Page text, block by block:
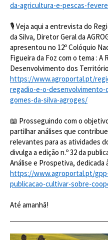
da-agricultura-e-pescas-
🎙️ Veja aqui a entrevista do
da Silva, Diretor Geral da
apresentou no 12º Colóquio
Figueira da Foz com o tema : A
Desenvolvimento dos
https://www.agroportal.pt/
regadio-e-o-
gomes-da-silva-agroges/
📖 Prosseguindo com o
partilhar análises que
relevantes para as atividades
divulga a edição n.º 32 da
Análise e Prospetiva, dedicada
https://www.agroportal.pt/
publicacao-cultivar-sobre-
Até amanhã!